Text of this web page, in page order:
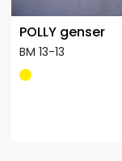
POLLY genser
BM 13-13